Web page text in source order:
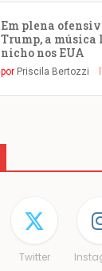
Em plena
Trump, a
nicho nos EUA
por Priscila Bertozzi
Twitter